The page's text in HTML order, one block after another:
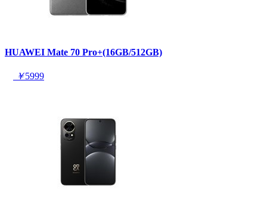
HUAWEI Mate 70 Pro+(16GB/512GB)
￥5999